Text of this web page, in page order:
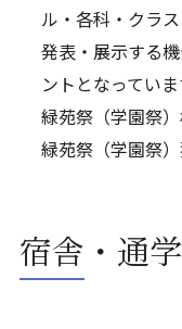
ル・各科・クラ
発表・展示する
ントとなっていま
緑苑祭（学園祭
緑苑祭（学園祭
宿舎・通